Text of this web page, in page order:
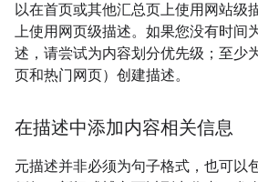
以在首页或其他汇总页上使用网站级
上使用网页级描述。如果您没有时间
述，请尝试为内容划分优先级；至少
页和热门网页）创建描述。
在描述中添加内容相关信息
元描述并非必须为句子格式，也可以